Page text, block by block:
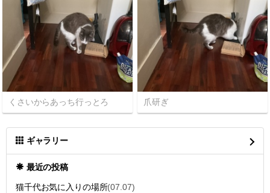
くさいからあっち行っとろ 爪研ぎ
ギャラリー
最近の投稿
猫千代お気に入りの場所(07.07)